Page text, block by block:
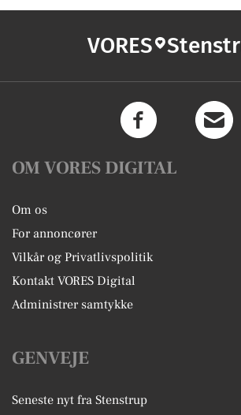
VORES
OM VORES DIGITAL
Om os
For annoncører
Vilkår og Privatlivspolitik
Kontakt VORES Digital
Administrer samtykke
GENVEJE
Seneste nyt fra Stenstrup